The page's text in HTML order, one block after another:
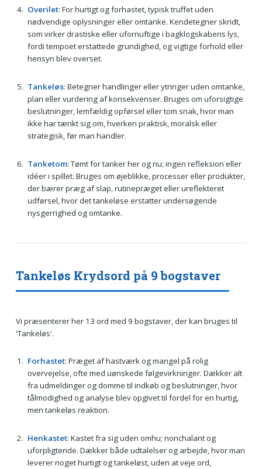
Overilet: For hurtigt og forhastet, typisk truffet uden
nødvendige oplysninger eller omtanke. Kendetegner skridt,
som virker drastiske eller ufornuftige i bagklogskabens lys,
fordi tempoet erstattede grundighed, og vigtige forhold eller
hensyn blev overset.
Tankeløs: Betegner handlinger eller ytringer uden omtanke,
plan eller vurdering af konsekvenser. Bruges om uforsigtige
beslutninger, lemfældig opførsel eller tom snak, hvor man
ikke har tænkt sig om, hverken praktisk, moralsk eller
strategisk, før man handler.
Tanketom: Tømt for tanker her og nu; ingen refleksion eller
idéer i spillet. Bruges om øjeblikke, processer eller produkter,
der bærer præg af slap, rutinepræget eller ureflekteret
udførsel, hvor det tankeløse erstatter undersøgende
nysgerrighed og omtanke.
Tankeløs Krydsord på 9 bogstaver
Vi præsenterer her 13 ord med 9 bogstaver, der kan bruges til
'Tankeløs'.
Forhastet: Præget af hastværk og mangel på rolig
overvejelse, ofte med uønskede følgevirkninger. Dækker alt
fra udmeldinger og domme til indkøb og beslutninger, hvor
tålmodighed og analyse blev opgivet til fordel for en hurtig,
men tankeløs reaktion.
Henkastet: Kastet fra sig uden omhu; nonchalant og
uforpligtende. Dækker både udtalelser og arbejde, hvor man
leverer noget hurtigt og tankeløst, uden at veje ord,